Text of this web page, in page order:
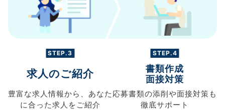
STEP.3
求人のご紹介
豊富な求人情報から、 あなた
に合った求人を ご紹介
STEP.4
書類作成
面接対策
応募書類の添削や面接対策も
徹底サポート